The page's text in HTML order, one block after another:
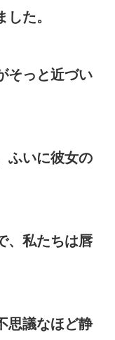
た。
そっと近づい
ふいに彼女の
、私たちは唇
思議なほど静